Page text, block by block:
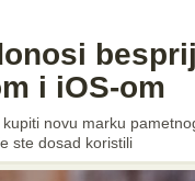
i iOS-om
novu marku
ste dosad koristili